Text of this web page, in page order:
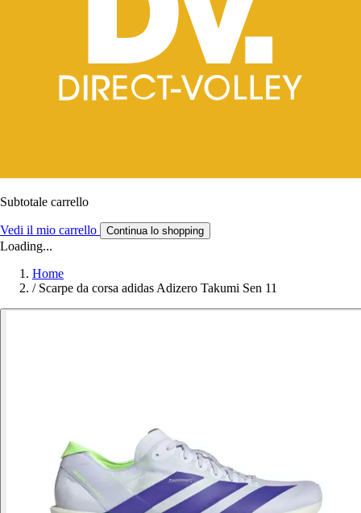
Subtotale carrello
Vedi il mio carrello Continua lo shopping
Loading...
Home
/ Scarpe da corsa adidas Adizero Takumi Sen 11